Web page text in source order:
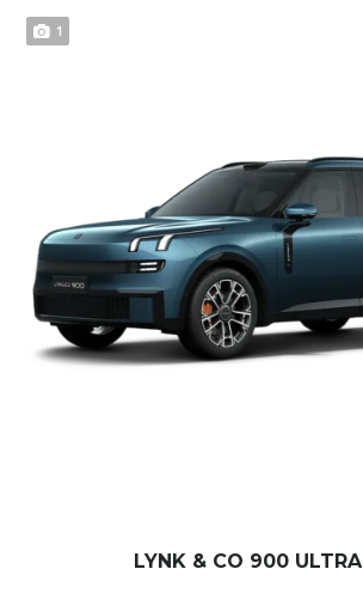
1
LYNK & CO 900 ULTRA